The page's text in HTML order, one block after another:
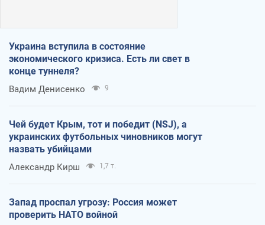
Украина вступила в состояние
экономического кризиса. Есть ли свет в
конце туннеля?
Вадим Денисенко 9
Чей будет Крым, тот и победит (NSJ), а
украинских футбольных чиновников могут
назвать убийцами
Александр Кирш 1,7 т.
Запад проспал угрозу: Россия может
проверить НАТО войной